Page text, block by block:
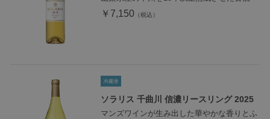
￥7,150
ソラリス 千曲川 信濃リースリング 2025
マンズワインが生み出した華やかな香りとふ